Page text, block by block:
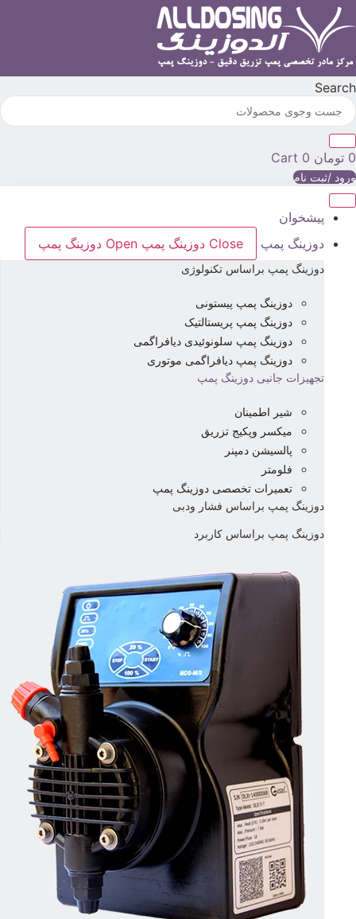
پرش
به
Search
0 تومان 0
Cart
ورود /ثبت نام
پیشخوان
دوزینگ پمپ
Close دوزینگ پمپ Open دوزینگ پمپ
دوزینگ پمپ براساس تکنولوژی
دوزینگ پمپ پیستونی
دوزینگ پمپ پریستالتیک
دوزینگ پمپ سلونوئیدی دیافراگمی
دوزینگ پمپ دیافراگمی موتوری
تجهیزات جانبی دوزینگ پمپ
شیر اطمینان
میکسر وپکیج تزریق
پالسیشن دمپنر
فلومتر
تعمیرات تخصصی دوزینگ پمپ
دوزینگ پمپ براساس فشار ودبی
دوزینگ پمپ براساس کاربرد